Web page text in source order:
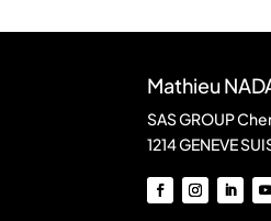
Mathieu
SAS GROUP
1214 GENEVE